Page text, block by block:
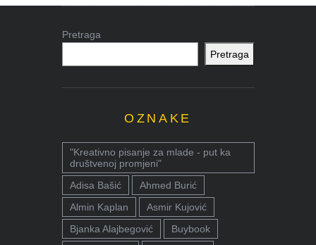
Pretraga
Pretraga
OZNAKE
"Kreativno pisanje za mlade - put ka
društvenoj promjeni"
Adisa Bašić
Ahmed Burić
Almin Kaplan
Asmir Kujović
Bjanka Alajbegović
Buybook